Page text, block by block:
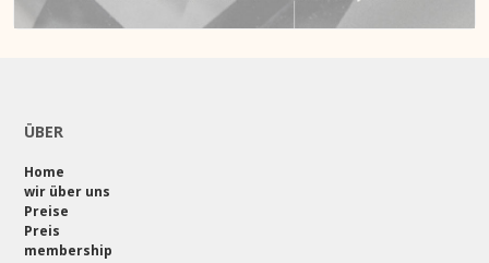
ÜBER
Home
wir über uns
Preise
Preis
membership